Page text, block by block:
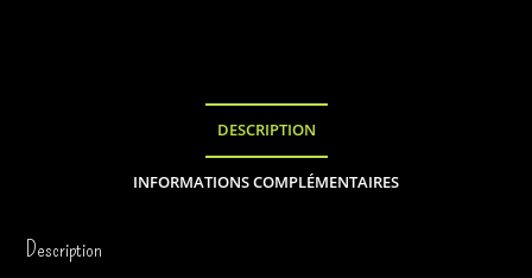
DESCRIPTION
INFORMATIONS COMPLÉMENTAIRES
Description